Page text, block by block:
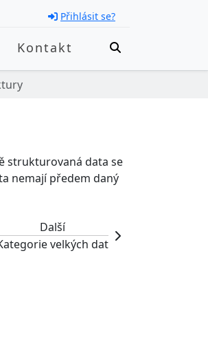
Přihlásit se?
Kontakt
strukturovaná data se
nemají předem daný
Další
velkých dat